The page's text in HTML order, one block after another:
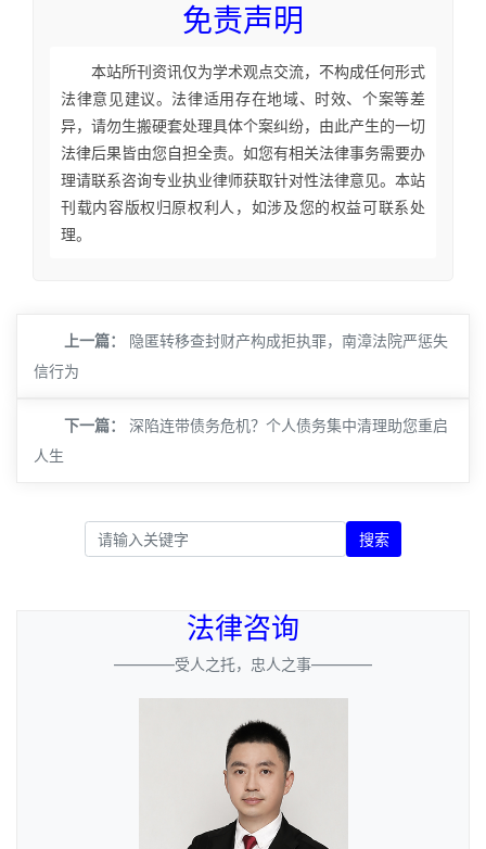
免责声明
本站所刊资讯仅为学术观点交流，不构成任何形式
法律意见建议。法律适用存在地域、时效、个案等差
异，请勿生搬硬套处理具体个案纠纷，由此产生的一切
法律后果皆由您自担全责。如您有相关法律事务需要办
理请联系咨询专业执业律师获取针对性法律意见。本站
刊载内容版权归原权利人，如涉及您的权益可联系处
理。
上一篇：
隐匿转移查封财产构成拒执罪，南漳法院严惩失
信行为
下一篇：
深陷连带债务危机？个人债务集中清理助您重启
人生
搜索
法律咨询
————受人之托，忠人之事————